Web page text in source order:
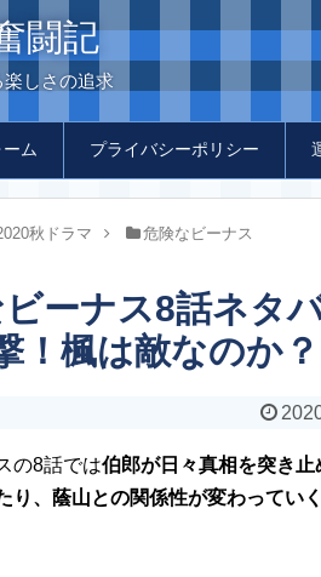
闘記
楽しさの追求
ム プライバシーポリシー
秋ドラマ 危険なビーナス
ーナス8話ネタ
！楓は敵なのか？
の8話では伯郎が日々真相を突き
り、蔭山との関係性が変わってい